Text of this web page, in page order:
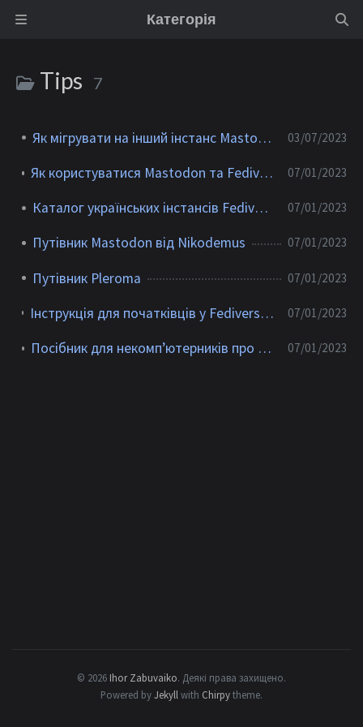
Категорія
Tips 7
Як мігрувати на інший інстанс Mastodon? 03/07/2023
Як користуватися Mastodon та Fediverse - Основні поради 07/01/2023
Каталог українських інстансів Fediverse 07/01/2023
Путівник Mastodon від Nikodemus 07/01/2023
Путівник Pleroma 07/01/2023
Інструкція для початківців у Fediverse, та Pleroma та користувачів social.net.ua 07/01/2023
Посібник для некомп’ютерників про те, як працюють інстанси Mastodon 07/01/2023
© 2026 Ihor Zabuvaiko. Деякі права захищено.
Powered byJekyll with Chirpytheme.